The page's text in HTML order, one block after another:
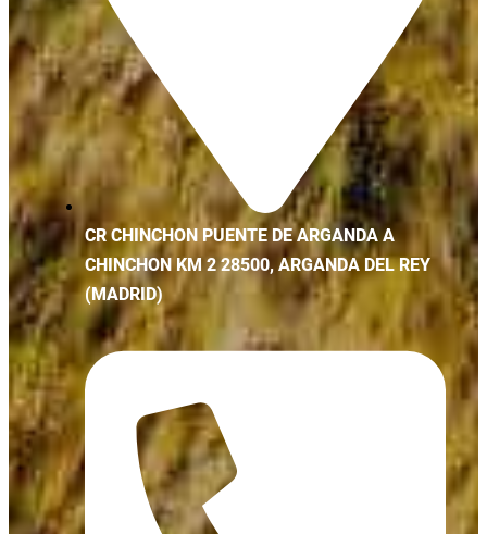
CR CHINCHON PUENTE DE ARGANDA A
CHINCHON KM 2 28500, ARGANDA DEL REY
(MADRID)